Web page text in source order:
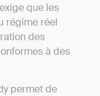
que les
régime réel
des
à des
permet de